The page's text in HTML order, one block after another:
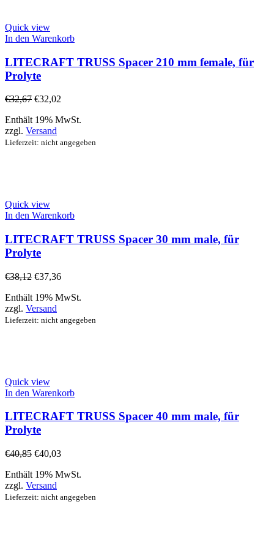
Quick view
In den Warenkorb
LITECRAFT TRUSS Spacer 210 mm female, für
Prolyte
€32,67 €32,02
Enthält 19% MwSt.
zzgl. Versand
Lieferzeit: nicht angegeben
Quick view
In den Warenkorb
LITECRAFT TRUSS Spacer 30 mm male, für
Prolyte
€38,12 €37,36
Enthält 19% MwSt.
zzgl. Versand
Lieferzeit: nicht angegeben
Quick view
In den Warenkorb
LITECRAFT TRUSS Spacer 40 mm male, für
Prolyte
€40,85 €40,03
Enthält 19% MwSt.
zzgl. Versand
Lieferzeit: nicht angegeben